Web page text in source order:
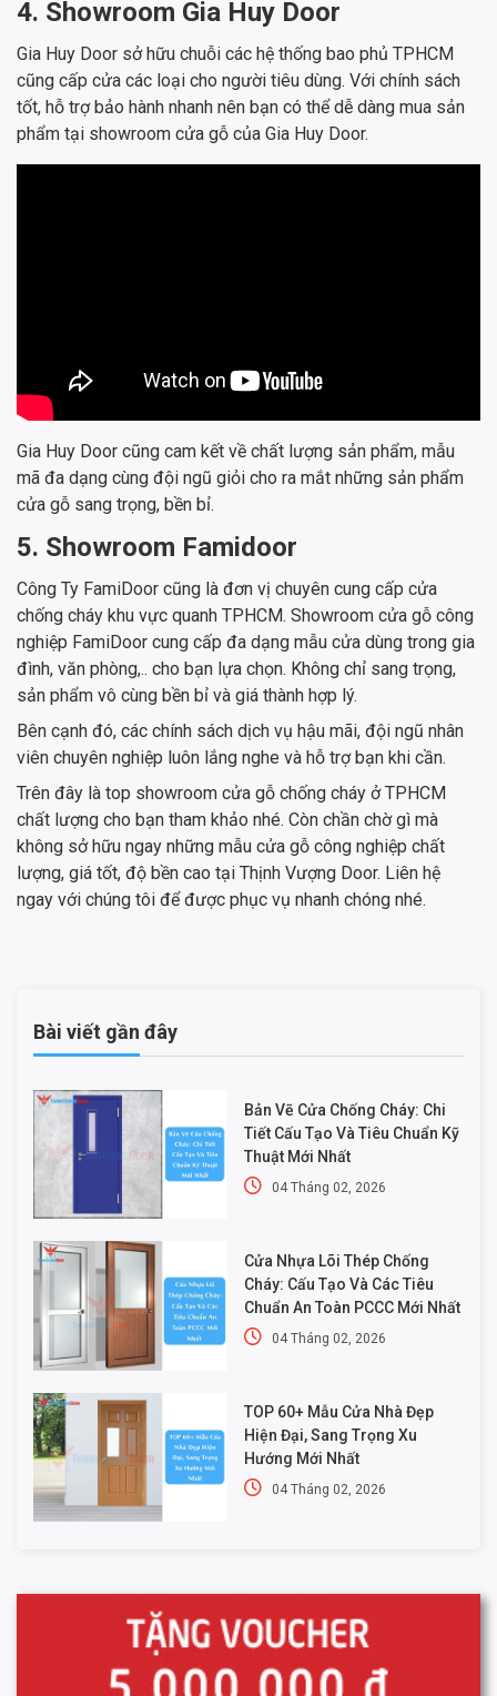
4. Showroom Gia Huy Door
Gia Huy Door sở hữu chuỗi các hệ thống bao phủ TPHCM
cũng cấp cửa các loại cho người tiêu dùng. Với chính sách
tốt, hỗ trợ bảo hành nhanh nên bạn có thể dễ dàng mua sản
phẩm tại showroom cửa gỗ của Gia Huy Door.
Gia Huy Door cũng cam kết về chất lượng sản phẩm, mẫu
mã đa dạng cùng đội ngũ giỏi cho ra mắt những sản phẩm
cửa gỗ sang trọng, bền bỉ.
5. Showroom Famidoor
Công Ty FamiDoor cũng là đơn vị chuyên cung cấp cửa
chống cháy khu vực quanh TPHCM. Showroom cửa gỗ công
nghiệp FamiDoor cung cấp đa dạng mẫu cửa dùng trong gia
đình, văn phòng,.. cho bạn lựa chọn. Không chỉ sang trọng,
sản phẩm vô cùng bền bỉ và giá thành hợp lý.
Bên cạnh đó, các chính sách dịch vụ hậu mãi, đội ngũ nhân
viên chuyên nghiệp luôn lắng nghe và hỗ trợ bạn khi cần.
Trên đây là top showroom cửa gỗ chống cháy ở TPHCM
chất lượng cho bạn tham khảo nhé. Còn chần chờ gì mà
không sở hữu ngay những mẫu cửa gỗ công nghiệp chất
lượng, giá tốt, độ bền cao tại Thịnh Vượng Door. Liên hệ
ngay với chúng tôi để được phục vụ nhanh chóng nhé.
Bài viết gần đây
Bản Vẽ Cửa Chống Cháy: Chi
Tiết Cấu Tạo Và Tiêu Chuẩn Kỹ
Thuật Mới Nhất
04 Tháng 02, 2026
Cửa Nhựa Lõi Thép Chống
Cháy: Cấu Tạo Và Các Tiêu
Chuẩn An Toàn PCCC Mới Nhất
04 Tháng 02, 2026
TOP 60+ Mẫu Cửa Nhà Đẹp
Hiện Đại, Sang Trọng Xu
Hướng Mới Nhất
04 Tháng 02, 2026